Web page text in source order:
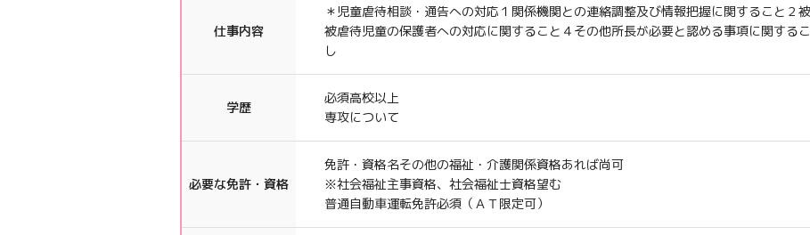
仕事内容
＊児童虐待相談・通告への対応１関係機関との連絡調整及び情報把握に関すること２
被虐待児童の保護者への対応に関すること４その他所長が必要と認める事項に関する
し
学歴
必須高校以上
専攻について
必要な免許・資格
免許・資格名その他の福祉・介護関係資格あれば尚可
※社会福祉主事資格、社会福祉士資格望む
普通自動車運転免許必須（ＡＴ限定可）